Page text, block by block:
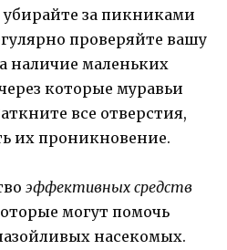
за пикниками
проверяйте вашу
наличие маленьких
которые муравьи
все отверстия,
их проникновение.
эффективных средств
могут помочь
насекомых.